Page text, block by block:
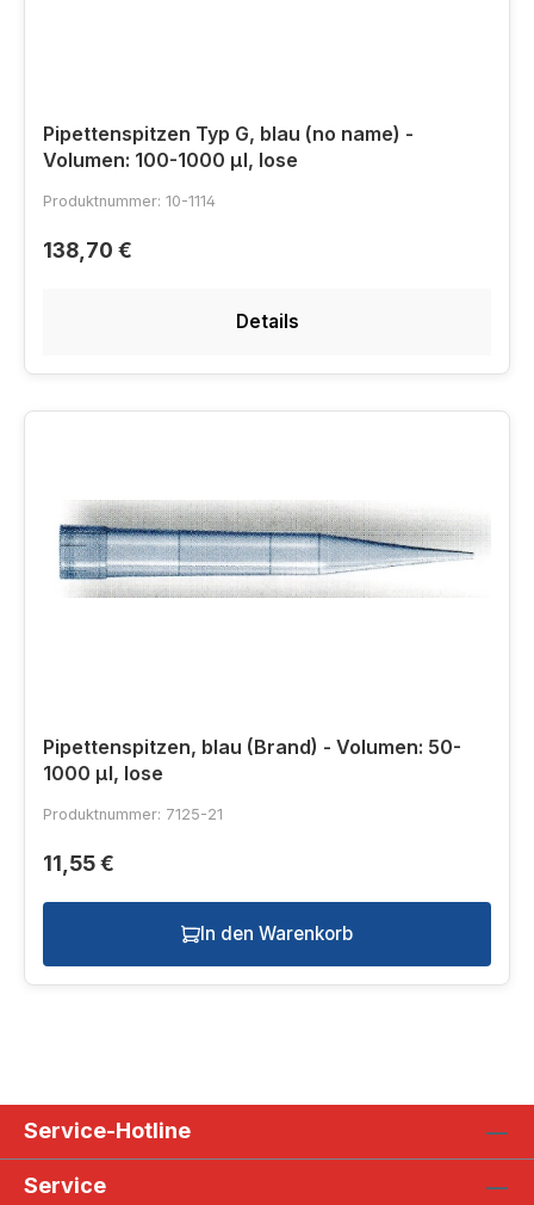
Pipettenspitzen Typ G, blau (no name) -
Volumen: 100-1000 µl, lose
Produktnummer: 10-1114
138,70 €
Details
Pipettenspitzen, blau (Brand) - Volumen: 50-
1000 µl, lose
Produktnummer: 7125-21
11,55 €
In den Warenkorb
Service-Hotline
Service